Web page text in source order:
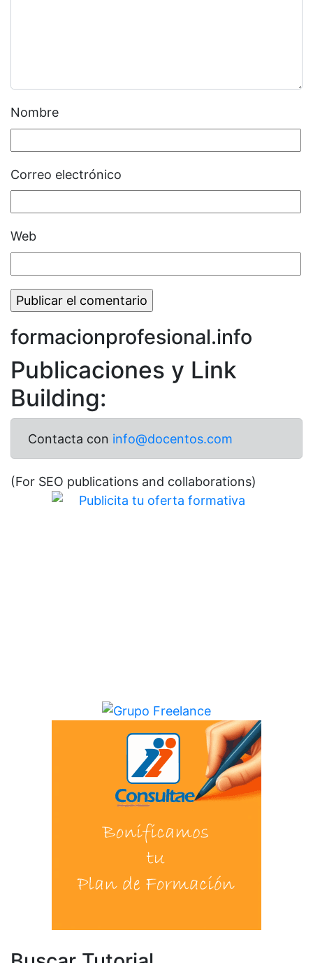
Nombre
Correo electrónico
Web
formacionprofesional.info
Publicaciones y Link
Building:
Contacta con info@docentos.com
(For SEO publications and collaborations)